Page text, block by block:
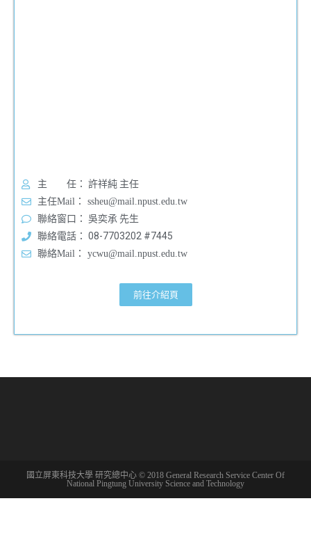
主 任： 許祥純 主任
主任Mail： ssheu@mail.npust.edu.tw
聯絡窗口： 吳奕承 先生
聯絡電話： 08-7703202 #7445
聯絡Mail： ycwu@mail.npust.edu.tw
前往介紹頁
國立屏東科技大學 研究總中心 © 2018 General Research Service Center Of
National Pingtung University Science and Technology